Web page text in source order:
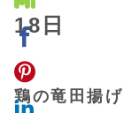
18日
鶏の竜田揚げ